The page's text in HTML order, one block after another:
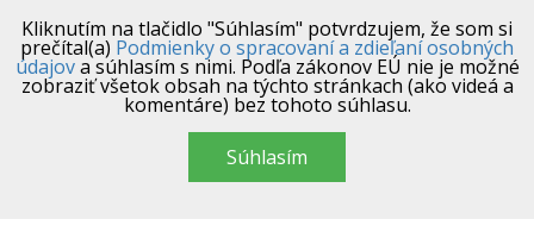
Kliknutím na tlačidlo "Súhlasím" potvrdzujem, že som si
prečítal(a) Podmienky o spracovaní a zdieľaní osobných
údajova súhlasím s nimi. Podľa zákonov EÚ nie je možné
zobraziť všetok obsah na týchto stránkach (ako videá a
komentáre) bez tohoto súhlasu.
Súhlasím